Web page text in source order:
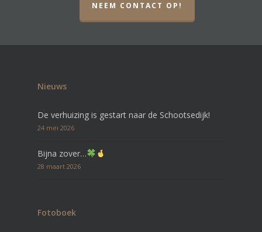
NEEM CONTACT OP!
Nieuws
De verhuizing is gestart naar de Schootsedijk!
24 mei 2026
Bijna zover…
28 maart 2026
Fotoboek